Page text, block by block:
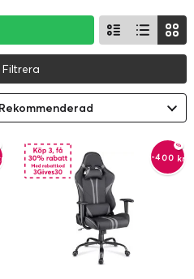
Filtrera
-400 kr